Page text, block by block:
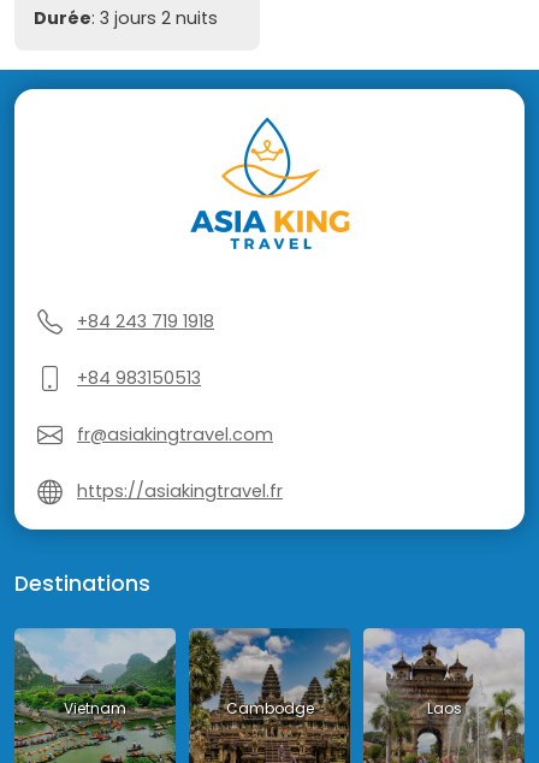
Durée: 3 jours 2 nuits
+84 243 719 1918
+84 983150513
fr@asiakingtravel.com
https://asiakingtravel.fr
Destinations
Vietnam Cambodge Laos